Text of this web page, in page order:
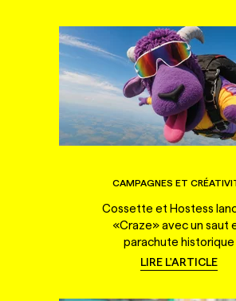
CAMPAGNES ET
Cossette et Hostess
«Craze» avec un saut
parachute historique
LIRE L'ARTICLE